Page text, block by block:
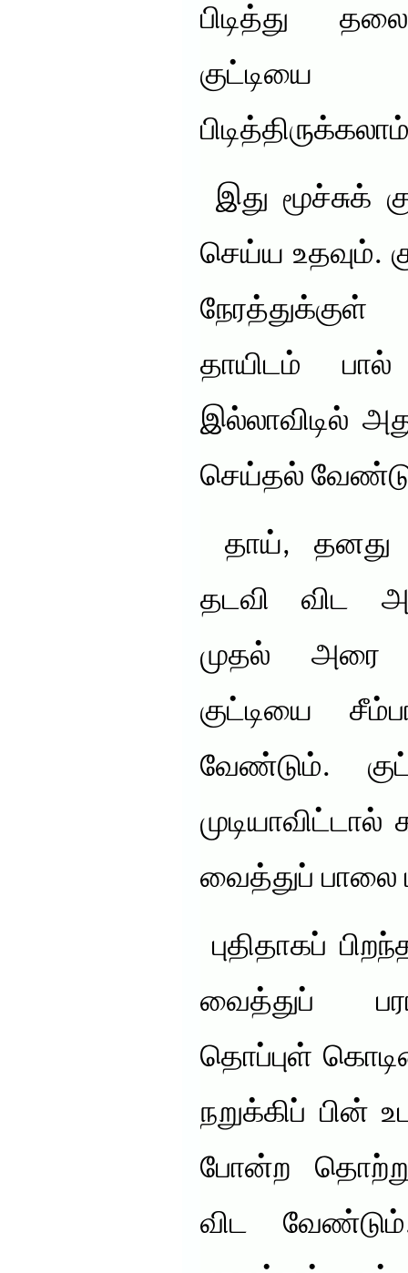
பிடித்து
இது மூச்சுக்
செய்ய உதவும்.
தாயிடம்
இல்லாவிடில்
செய்தல்
தாய், தனது
தடவி விட
முதல் அரை
குட்டியை
வேண்டும்.
வைத்துப் பாலை
புதிதாகப்
வைத்துப்
தொப்புள்
நறுக்கிப் பின்
போன்ற
விட